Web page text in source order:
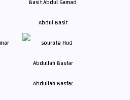
Abdul Basit
Abdullah Basfar